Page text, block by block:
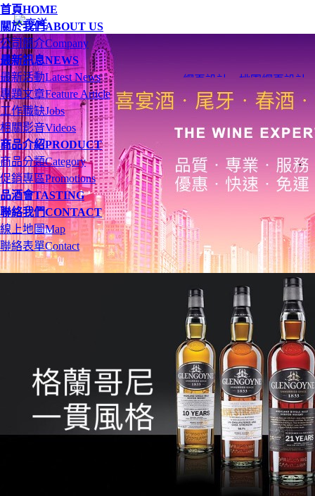
首頁HOME
關於我們ABOUT US
公司簡介Company
最新訊息NEWS
最新活動Latest News
專題文章Feature Article
工作職缺Jobs
相關影音Videos
商品介紹PRODUCT
商品分類Category
促銷專區Promotions
品酒會TASTING
聯絡我們CONTACT
線上地圖Map
聯絡表單Contact
網頁設計 桃園網頁設計